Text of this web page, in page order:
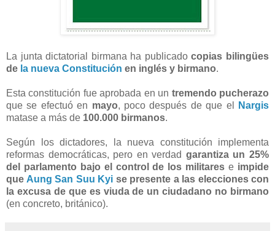
La junta dictatorial birmana ha publicadocopias bilingües
de la nueva Constitución en inglés y birmano.
Esta constitución fue aprobada en un tremendo pucherazo
que se efectuó en mayo, poco después de que el
Nargis
matase a más de 100.000 birmanos.
Según los dictadores, la nueva constitución implementa
reformas democráticas, pero en verdad garantiza un 25%
del parlamento bajo el control de los militares e impide
que Aung San Suu Kyi se presente a las elecciones con
la excusa de que es viuda de un ciudadano no birmano
(en concreto, británico).